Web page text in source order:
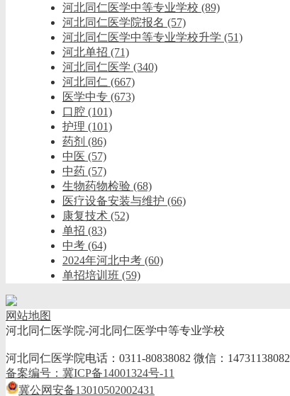
河北同仁医学中等专业学校 (89)
河北同仁医学院报名 (57)
河北同仁医学中等专业学校升学 (51)
河北单招 (71)
河北同仁医学 (340)
河北同仁 (667)
医学中专 (673)
口腔 (101)
护理 (101)
药剂 (86)
中医 (57)
中药 (57)
生物药物检验 (68)
医疗设备安装与维护 (66)
康复技术 (52)
单招 (83)
中考 (64)
2024年河北中考 (60)
单招培训班 (59)
网站地图
河北同仁医学院-河北同仁医学中等专业学校
河北同仁医学院电话：0311-80838082 微信：14731138082
备案编号：冀ICP备14001324号-11
冀公网安备13010502002431